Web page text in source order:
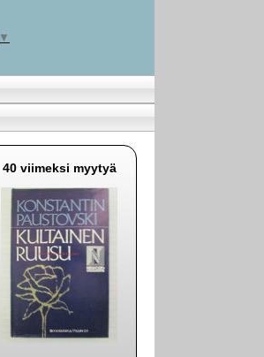
▼
40 viimeksi myytyä